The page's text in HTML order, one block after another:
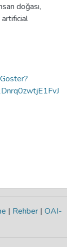
doğası,
artificial
| Rehber | OAI-